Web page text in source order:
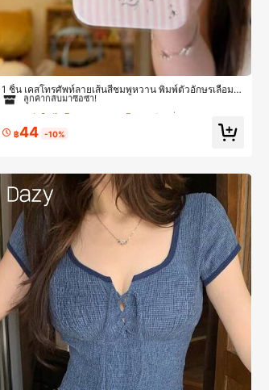
1 ชิ้น เคสโทรศัพท์ลายเส้นสีชมพูหวาน พิมพ์ตัวอักษรเลื่อม กั
นกระแทก กลิตเตอร์ สำหรับ IPhone 17 Pro Max, 17 Pro, 1
6 Pro Max, 16 Pro, 15 Pro, 18 Pro, 18 Pro Max ตกแต่งหั
#1 ขายดี
ใน ไอโฟน 13pro เคสโทรศัพท์แฟชั่น
ลูกค้ากลับมาซื้อซ้ำ!
#1 ขายดี
ใน ไอโฟน 13pro เคสโทรศัพท์แฟชั่น
#1 ขายดี
ใน ไอโฟน 13pro เคสโทรศัพท์แฟชั่น
฿44 -10%